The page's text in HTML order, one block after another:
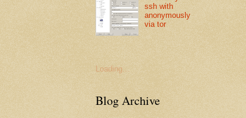
ssh with
anonymously
via tor
Loading...
Blog Archive